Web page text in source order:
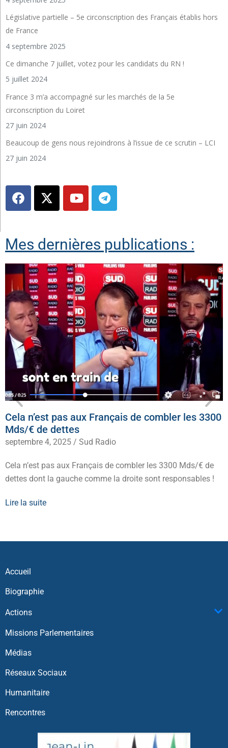
Législative partielle – 5e circonscription des Français établis hors
de France
4 septembre 2025
Ce dimanche 7 juillet, votez pour les candidats du RN !
5 juillet 2024
France 3 m’a accompagné sur les marchés de la 5e
circonscription du Loiret
27 juin 2024
Beaucoup de gens nous rejoindrons à l’issue de ce scrutin – LCI
27 juin 2024
Mes dernières publications :
Cela n’est pas aux Français de combler les 3300
Mds/€ de dettes
septembre 4, 2025 / Sud Radio
Cela n’est pas aux Français de combler les 3300 Mds/€ de
dettes dont la gauche comme la droite sont responsables !
Lire la suite
Accueil
Biographie
Actions
Missions Parlementaires
Médias
Réseaux Sociaux
Humanitaire
Rencontres